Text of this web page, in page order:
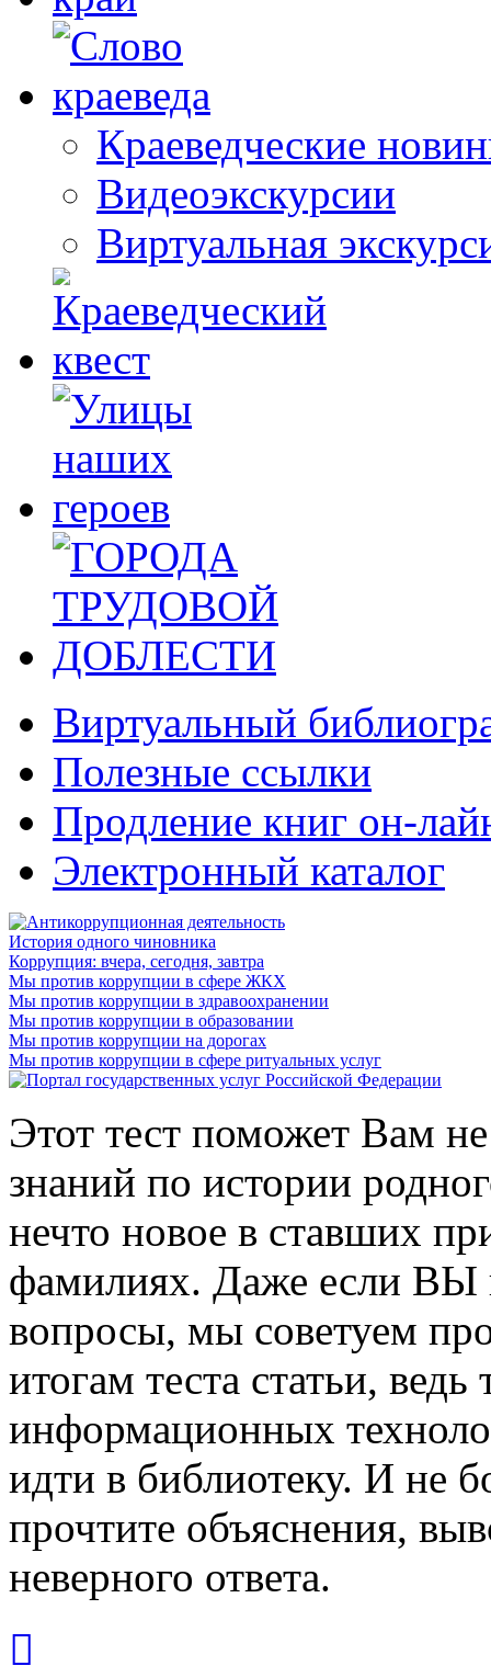
Краеведческие
Видеоэкскурсии
Виртуальная
Виртуальный
Полезные ссылки
Продление книг он-
Электронный каталог
История одного чиновника
Коррупция: вчера, сегодня, завтра
Мы против коррупции в сфере ЖКХ
Мы против коррупции в здравоохранении
Мы против коррупции в образовании
Мы против коррупции на дорогах
Мы против коррупции в сфере ритуальных услуг
Этот тест поможет Вам
знаний по истории
нечто новое в ставших
фамилиях. Даже если ВЫ
вопросы, мы советуем
итогам теста статьи,
информационных
идти в библиотеку. И не
прочтите объяснения,
неверного ответа.
